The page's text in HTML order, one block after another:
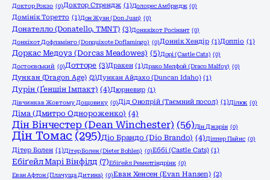
Доктор Рокзо (0)Доктор Стрендж (1)Долорес Амбридж (0)
Домінік Торетто (1)Дон Жуан (Don Juan) (0)
Донателло (Donatello, TMNT) (3)Донккіхот Росінант (0)
Донкіхот Дофламінго (Donquixote Doflamingo) (0)Доннік Хендір (1)Доппіо (1)
Доркас Медоуз (Dorcas Meadowes) (5)Дорі (Castle Cats) (0)
Достоєвський (0)Дотторе (3)Дракен (1)Драко Мелфой (Draco Malfoy) (0)
Дункан (Dragon Age) (2)Дункан Айдахо (Duncan Idaho) (1)
Дурін (Ґеншін Імпакт) (4)Дюрневир (1)
Дівчинка в Жовтому Дощовику (0)Дід Онопрій (Таємний посол) (1)Ділюк (0)
Діма (Дмитро Однороженко) (4)
Дін Вінчестер (Dean Winchester) (56)Дін Джарін (0)
Дін Томас (295)Діо Брандо (Dio Brando) (4)Діппер Пайнс (0)
Дітер Болен (1)Дітер Болен (Dieter Bohlen) (0)Еббі (Castle Cats) (1)
Ебіґейл Марі Вінфілд (7)Ебіґейл Ремелтіндрінк (0)
Еван Афтон (Плачуща Дитина) (0)Еван Хенсен (Evan Hansen) (2)